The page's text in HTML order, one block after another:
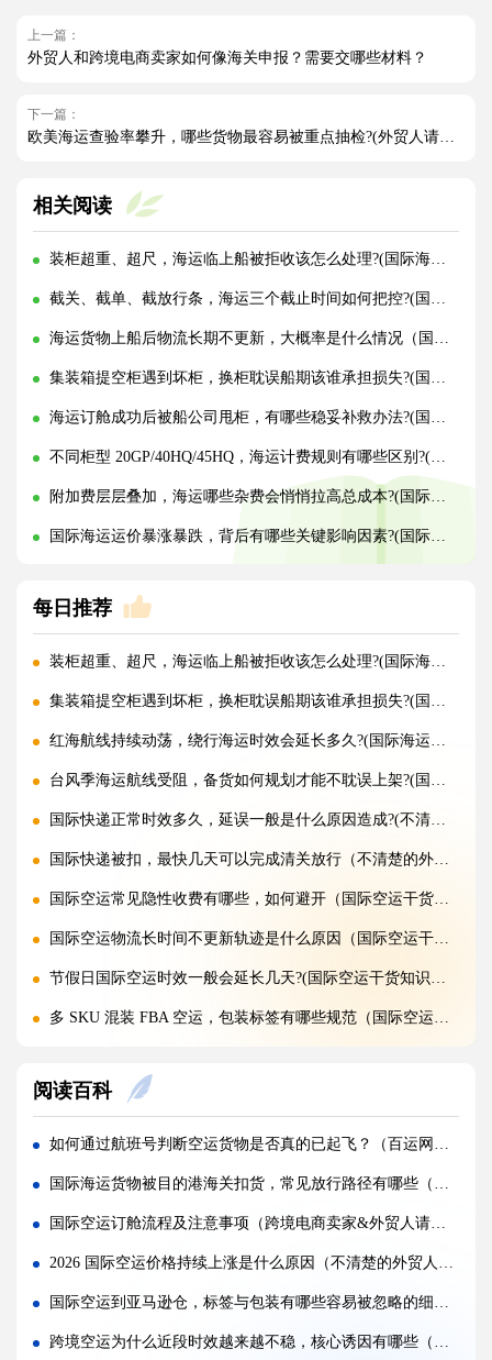
上一篇：
外贸人和跨境电商卖家如何像海关申报？需要交哪些材料？
下一篇：
欧美海运查验率攀升，哪些货物最容易被重点抽检?(外贸人请注意)
相关阅读
装柜超重、超尺，海运临上船被拒收该怎么处理?(国际海运干货知识分享)
截关、截单、截放行条，海运三个截止时间如何把控?(国际海运干货知识分享)
海运货物上船后物流长期不更新，大概率是什么情况（国际海运干货知识分享）
集装箱提空柜遇到坏柜，换柜耽误船期该谁承担损失?(国际海运干货知识分享)
海运订舱成功后被船公司甩柜，有哪些稳妥补救办法?(国际海运干货知识分享)
不同柜型 20GP/40HQ/45HQ，海运计费规则有哪些区别?(国际海运干货知识分享)
附加费层层叠加，海运哪些杂费会悄悄拉高总成本?(国际海运干货知识分享)
国际海运运价暴涨暴跌，背后有哪些关键影响因素?(国际海运干货知识分享)
每日推荐
装柜超重、超尺，海运临上船被拒收该怎么处理?(国际海运干货知识分享)
集装箱提空柜遇到坏柜，换柜耽误船期该谁承担损失?(国际海运干货知识分享)
红海航线持续动荡，绕行海运时效会延长多久?(国际海运干货知识分享)
台风季海运航线受阻，备货如何规划才能不耽误上架?(国际海运干货知识分享)
国际快递正常时效多久，延误一般是什么原因造成?(不清楚的外贸人看过来)
国际快递被扣，最快几天可以完成清关放行（不清楚的外贸人看过来）
国际空运常见隐性收费有哪些，如何避开（国际空运干货知识分享）
国际空运物流长时间不更新轨迹是什么原因（国际空运干货知识分享）
节假日国际空运时效一般会延长几天?(国际空运干货知识分享)
多 SKU 混装 FBA 空运，包装标签有哪些规范（国际空运干货知识分享）
国际快递派送失败，包裹会如何处置?(不清楚的外贸人看过来)
跨境电商发货常用什么国际快递渠道（跨境电商物流干货知识分享）
低申报国际空运货物被查，会产生多少罚款?(外贸人请注意)
同一店铺大批量备货，拆分多票空运订舱有什么好处?(跨境电商卖家必看篇)
整托盘空运颠簸散架，缠绕膜与打包带规范用法是什么?(国际空运干货知识分享)
亚马逊新规落地，空运带电产品入仓有哪些新增限制?(亚马逊卖家请注意)
多国中转空运，过境海关查验该如何配合举证（国际空运干货知识分享）
阅读百科
如何通过航班号判断空运货物是否真的已起飞？（百运网为您分享4种权威查询方法）
国际海运货物被目的港海关扣货，常见放行路径有哪些（国际海运干货知识分享）
国际空运订舱流程及注意事项（跨境电商卖家&外贸人请注意）
2026 国际空运价格持续上涨是什么原因（不清楚的外贸人请注意）
国际空运到亚马逊仓，标签与包装有哪些容易被忽略的细节（亚马逊卖家请注意）
跨境空运为什么近段时效越来越不稳，核心诱因有哪些（不清楚的跨境电商卖家请注意）